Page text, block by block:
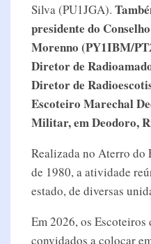
Silva (PU1JGA).
presidente do
Morenno (PY1IBM/
Diretor de
Diretor de
Escoteiro Marechal
Militar, em Deodoro,
Realizada no Aterro do
de 1980, a atividade
estado, de diversas
Em 2026, os
convidados a colocar